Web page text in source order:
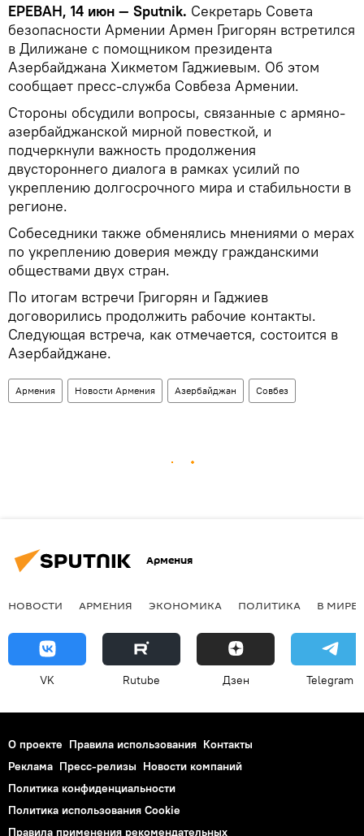
ЕРЕВАН, 14 июн — Sputnik. Секретарь Совета
безопасности Армении Армен Григорян встретился
в Дилижане с помощником президента
Азербайджана Хикметом Гаджиевым. Об этом
сообщает пресс-служба Совбеза Армении.
Стороны обсудили вопросы, связанные с армяно-
азербайджанской мирной повесткой, и
подчеркнули важность продолжения
двустороннего диалога в рамках усилий по
укреплению долгосрочного мира и стабильности в
регионе.
Собеседники также обменялись мнениями о мерах
по укреплению доверия между гражданскими
обществами двух стран.
По итогам встречи Григорян и Гаджиев
договорились продолжить рабочие контакты.
Следующая встреча, как отмечается, состоится в
Азербайджане.
Армения Новости Армения Азербайджан Совбез
Армения
НОВОСТИ АРМЕНИЯ ЭКОНОМИКА ПОЛИТИКА В МИРЕ
VK Rutube Дзен Telegram
О проекте Правила использования Контакты
Реклама Пресс-релизы Новости компаний
Политика конфиденциальности
Политика использования Cookie
Правила применения рекомендательных